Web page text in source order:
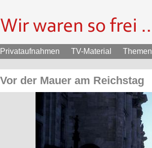
Privataufnahmen TV-Material Themen
Vor der Mauer am Reichstag